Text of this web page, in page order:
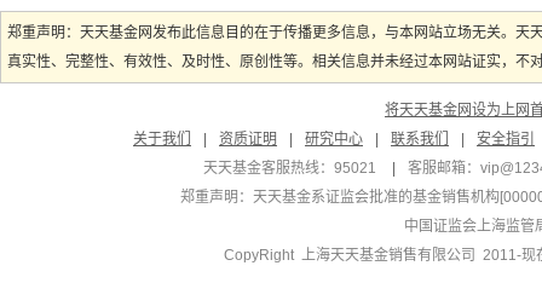
郑重声明：天天基金网发布此信息目的在于传播更多信息，与本网站立场无关。
真实性、完整性、有效性、及时性、原创性等。相关信息并未经过本网站证实，
将天天基金网设为上网
关于我们
资质证明 研究中心 联系我们
安全指引
天天基金客服热线：95021
客服邮箱：
郑重声明： 天天基金系证监会批准的基金销售机构
中国证监会上海监管
CopyRight 上海天天基金销售有限公司 2011-